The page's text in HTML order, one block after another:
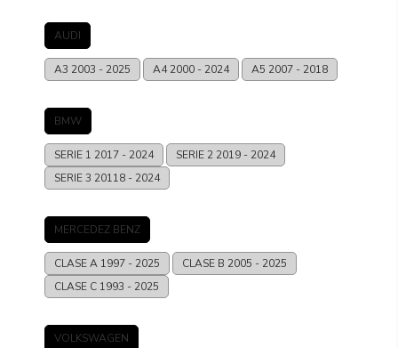
AUDI
A3 2003 - 2025 A42000 - 2024 A5 2007 - 2018
BMW
SERIE 1 2017 - 2024 SERIE 2 2019 - 2024
SERIE 3 20118 - 2024
MERCEDEZ BENZ
CLASE A 1997 - 2025 CLASE B 2005 - 2025
CLASE C 1993 - 2025
VOLKSWAGEN